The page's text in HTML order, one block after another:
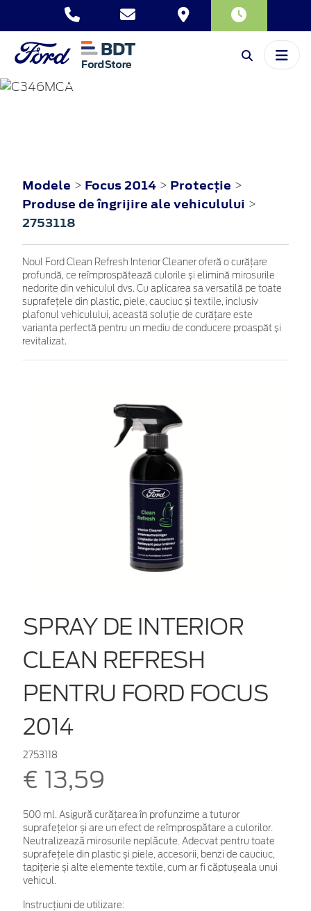
FOCUS
Modele > Focus 2014 > Protecţie >
Produse de îngrijire ale vehiculului >
2753118
Noul Ford Clean Refresh Interior Cleaner oferă o curățare
profundă, ce reîmprospătează culorile și elimină mirosurile
nedorite din vehiculul dvs. Cu aplicarea sa versatilă pe toate
suprafețele din plastic, piele, cauciuc și textile, inclusiv
plafonul vehiculului, această soluție de curățare este
varianta perfectă pentru un mediu de conducere proaspăt și
revitalizat.
SPRAY DE INTERIOR
CLEAN REFRESH
PENTRU FORD FOCUS
2014
2753118
€ 13,59
500 ml. Asigură curățarea în profunzime a tuturor
suprafețelor și are un efect de reîmprospătare a culorilor.
Neutralizează mirosurile neplăcute. Adecvat pentru toate
suprafețele din plastic și piele, accesorii, benzi de cauciuc,
tapițerie și alte elemente textile, cum ar fi căptușeala unui
vehicul.
Instrucțiuni de utilizare: